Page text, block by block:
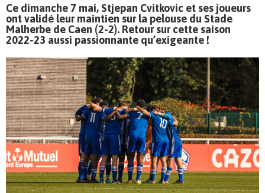
Ce dimanche 7 mai, Stjepan Cvitkovic et ses joueurs
ont validé leur maintien sur la pelouse du Stade
Malherbe de Caen (2-2). Retour sur cette saison
2022-23 aussi passionnante qu’exigeante !